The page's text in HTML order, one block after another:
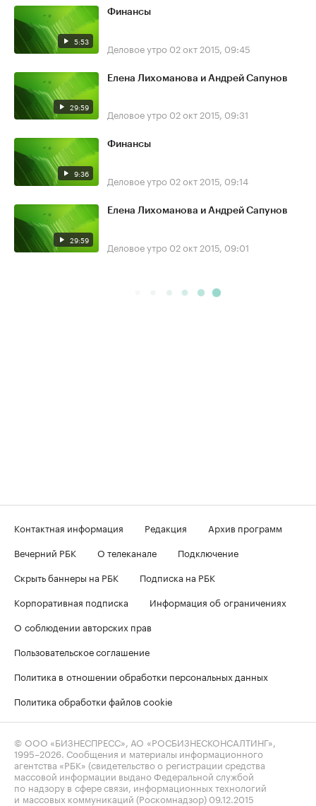
5:53
Финансы
Деловое утро 02 окт 2015, 09:45
29:59
Елена Лихоманова и Андрей Сапунов
Деловое утро 02 окт 2015, 09:31
9:36
Финансы
Деловое утро 02 окт 2015, 09:14
29:59
Елена Лихоманова и Андрей Сапунов
Деловое утро 02 окт 2015, 09:01
Контактная информация Редакция
Архив программ
Вечерний РБК
О телеканале
Подключение
Скрыть баннеры на РБК
Подписка на РБК
Корпоративная подписка
Информация об ограничениях
О соблюдении авторских прав
Пользовательское соглашение
Политика в отношении обработки персональных данных
Политика обработки файлов cookie
© ООО «БИЗНЕСПРЕСС», АО «РОСБИЗНЕСКОНСАЛТИНГ»,
1995–2026 . Сообщения и материалы информационного
агентства «РБК» (свидетельство о регистрации средства
массовой информации выдано Федеральной службой
по надзору в сфере связи, информационных технологий
и массовых коммуникаций (Роскомнадзор) 09.12.2015